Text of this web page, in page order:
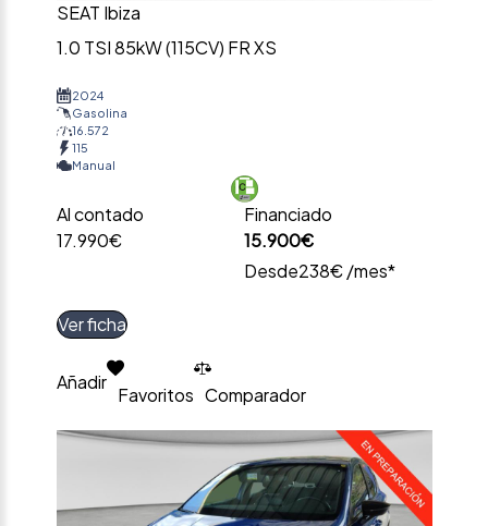
SEAT Ibiza
1.0 TSI 85kW (115CV) FR XS
2024
Gasolina
16.572
115
Manual
Al contado
17.990€
Financiado
15.900€
Desde238€ /mes*
Ver ficha
Añadir
Favoritos Comparador